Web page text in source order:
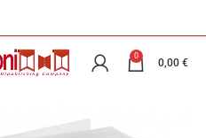
0
0,00 €